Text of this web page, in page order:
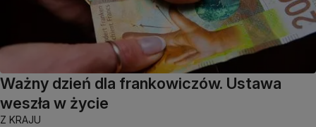
Ważny dzień dla frankowiczów. Ustawa
weszła w życie
Z KRAJU